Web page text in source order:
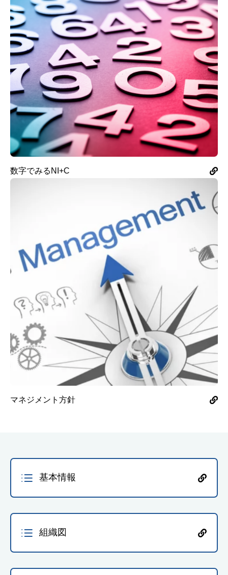
数字でみるNI+C
マネジメント方針
基本情報
組織図